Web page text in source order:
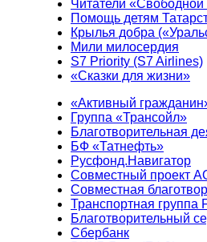
Читатели
Помощь детям
Крылья добра
Мили милосердия
S7 Priority (S7 Airlines)
«Сказки для жизни»
«Активный
Группа «Трансойл»
Благотворительная
БФ «Татнефть»
Русфонд.Навигатор
Совместный проект
Совместная
Транспортная группа
Благотворительный
Сбербанк